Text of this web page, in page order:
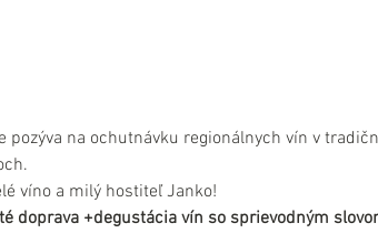
pozýva na ochutnávku regionálnych vín v
víno a milý hostiteľ Janko!
doprava +degustácia vín so sprievodným